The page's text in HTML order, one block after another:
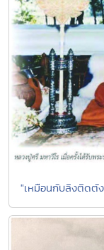
"เหมือนกับลิงติดตั